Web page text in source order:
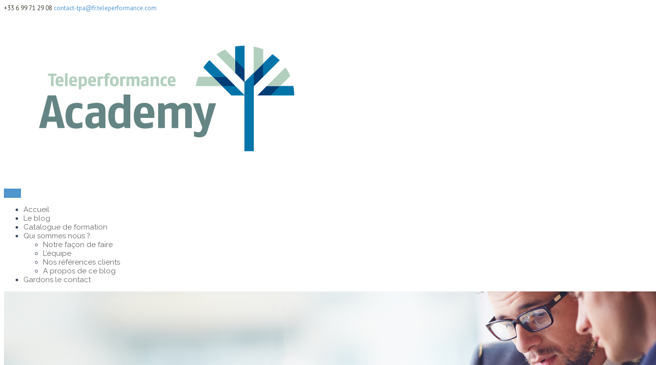
+33 6 99 71 29 08 contact-tpa@fr.teleperformance.com
Accueil
Le blog
Catalogue de formation
Qui sommes nous ?
Notre façon de faire
L’équipe
Nos références clients
A propos de ce blog
Gardons le contact